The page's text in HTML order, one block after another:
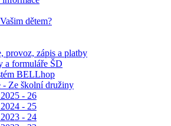
dětem?
provoz, zápis a platby
a formuláře ŠD
BELLhop
- Ze školní družiny
- 26
- 25
- 24